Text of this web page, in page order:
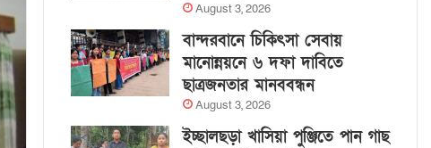
August 3, 2026
বান্দরবানে চিকিৎসা সেবায়
মানোন্নয়নে ৬ দফা দাবিতে
ছাত্রজনতার মানববন্ধন
August 3, 2026
ইচ্ছালছড়া খাসিয়া পুঞ্জিতে পান গাছ